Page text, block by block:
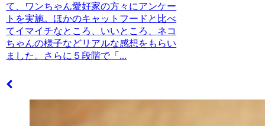
て、ワンちゃん愛好家の方々にアンケー
トを実施。ほかのキャットフードと比べ
てイマイチなところ、いいところ、ネコ
ちゃんの様子などリアルな感想をもらい
ました。さらに５段階で「...